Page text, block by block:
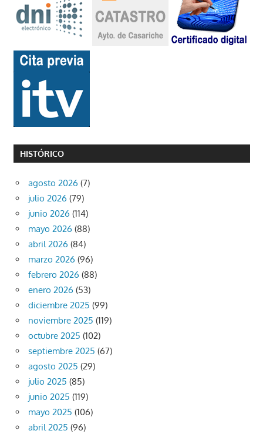
HISTÓRICO
agosto 2026 (7)
julio 2026 (79)
junio 2026 (114)
mayo 2026 (88)
abril 2026 (84)
marzo 2026 (96)
febrero 2026 (88)
enero 2026 (53)
diciembre 2025 (99)
noviembre 2025 (119)
octubre 2025 (102)
septiembre 2025 (67)
agosto 2025 (29)
julio 2025 (85)
junio 2025 (119)
mayo 2025 (106)
abril 2025 (96)